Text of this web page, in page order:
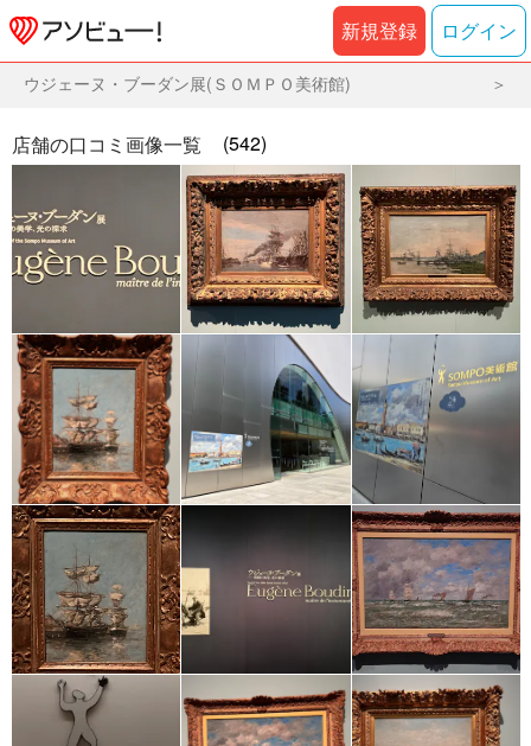
新規登録 ログイン
ウジェーヌ・ブーダン展(ＳＯＭＰＯ美術館)
店舗の口コミ画像一覧 (542)